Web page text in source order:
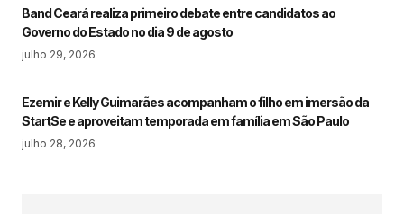
Band Ceará realiza primeiro debate entre candidatos ao
Governo do Estado no dia 9 de agosto
julho 29, 2026
Ezemir e Kelly Guimarães acompanham o filho em imersão da
StartSe e aproveitam temporada em família em São Paulo
julho 28, 2026